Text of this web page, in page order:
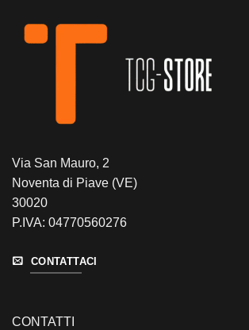
Via San Mauro, 2
Noventa di Piave (VE)
30020
P.IVA: 04770560276
CONTATTACI
CONTATTI